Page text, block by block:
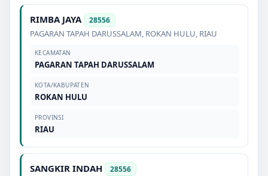
RIMBA JAYA 28556
PAGARAN TAPAH DARUSSALAM, ROKAN HULU, RIAU
KECAMATAN
PAGARAN TAPAH DARUSSALAM
KOTA/KABUPATEN
ROKAN HULU
PROVINSI
RIAU
SANGKIR INDAH 28556